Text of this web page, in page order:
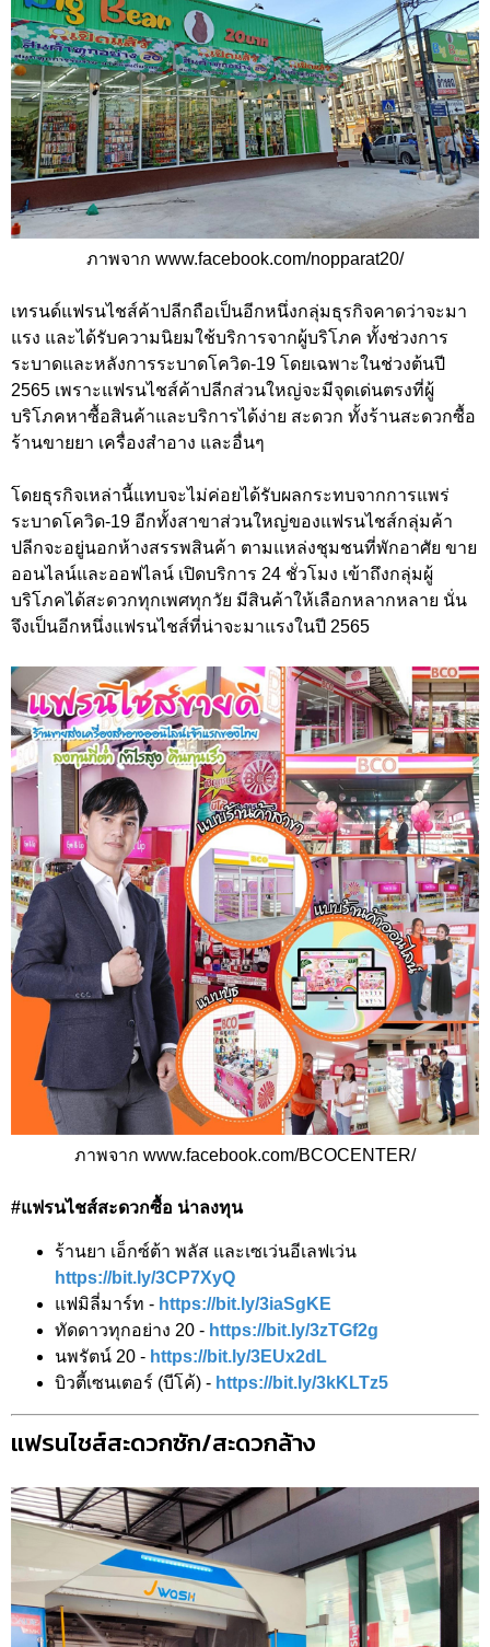
ภาพจาก www.facebook.com/nopparat20/
เทรนด์แฟรนไชส์ค้าปลีกถือเป็นอีกหนึ่งกลุ่มธุรกิจคาดว่าจะมา
แรง และได้รับความนิยมใช้บริการจากผู้บริโภค ทั้งช่วงการ
ระบาดและหลังการระบาดโควิด-19 โดยเฉพาะในช่วงต้นปี
2565 เพราะแฟรนไชส์ค้าปลีกส่วนใหญ่จะมีจุดเด่นตรงที่ผู้
บริโภคหาซื้อสินค้าและบริการได้ง่าย สะดวก ทั้งร้านสะดวกซื้อ
ร้านขายยา เครื่องสำอาง และอื่นๆ
โดยธุรกิจเหล่านี้แทบจะไม่ค่อยได้รับผลกระทบจากการแพร่
ระบาดโควิด-19 อีกทั้งสาขาส่วนใหญ่ของแฟรนไชส์กลุ่มค้า
ปลีกจะอยู่นอกห้างสรรพสินค้า ตามแหล่งชุมชนที่พักอาศัย ขาย
ออนไลน์และออฟไลน์ เปิดบริการ 24 ชั่วโมง เข้าถึงกลุ่มผู้
บริโภคได้สะดวกทุกเพศทุกวัย มีสินค้าให้เลือกหลากหลาย นั่น
จึงเป็นอีกหนึ่งแฟรนไชส์ที่น่าจะมาแรงในปี 2565
ภาพจาก www.facebook.com/BCOCENTER/
#แฟรนไชส์สะดวกซื้อ น่าลงทุน
ร้านยา เอ็กซ์ต้า พลัส และเซเว่นอีเลฟเว่น
https://bit.ly/3CP7XyQ
แฟมิลี่มาร์ท - https://bit.ly/3iaSgKE
ทัดดาวทุกอย่าง 20 - https://bit.ly/3zTGf2g
นพรัตน์ 20 - https://bit.ly/3EUx2dL
บิวตี้เซนเตอร์ (บีโค้) - https://bit.ly/3kKLTz5
แฟรนไชส์สะดวกซัก/สะดวกล้าง